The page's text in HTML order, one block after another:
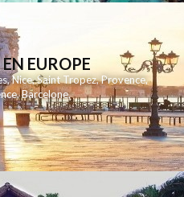
EUROPE
,Nice,Saint Tropez,Provence,
,Barcelone,